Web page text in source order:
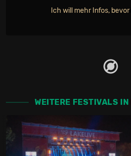
Ich will mehr Infos,
WEITERE FESTIVALS IN